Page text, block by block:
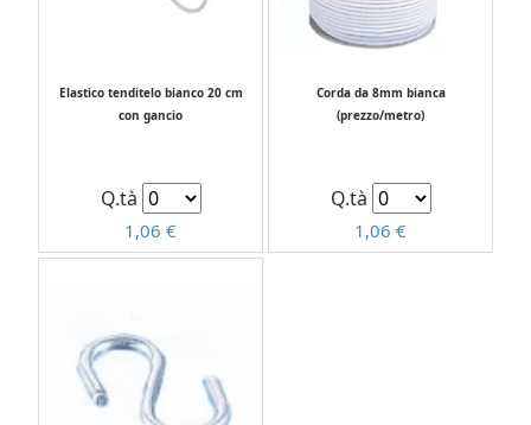
Elastico tenditelo bianco 20 cm
con gancio
Q.tà
1,06 €
Corda da 8mm bianca
(prezzo/metro)
Q.tà
1,06 €